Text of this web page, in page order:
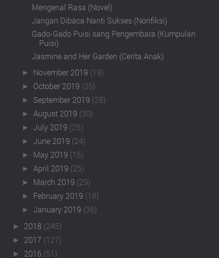
Mengenal Rasa (Novel)
Jangan Dibaca Nanti Sukses (Nonfiksi)
Gado-Gado Puisi sang Pengembara (Kumpulan
Puisi)
Jasmine and Her Garden (Cerita Anak)
► November 2019 (19)
► October 2019 (35)
► September 2019 (28)
►August 2019 (30)
►July 2019 (25)
►June 2019 (24)
► May 2019 (15)
►April 2019 (25)
► March 2019 (29)
► February 2019 (18)
►January 2019 (36)
► 2018 (245)
► 2017 (127)
► 2016 (51)